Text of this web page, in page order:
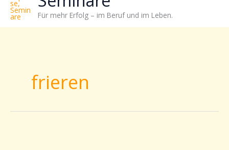
Für mehr Erfolg – im Beruf und im Leben.
frieren
einsetzen
lässt?
Einfach